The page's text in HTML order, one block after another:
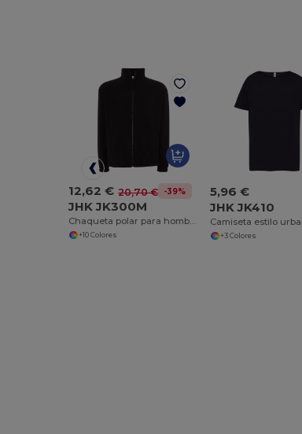
12,62 € 20,70 € -39%
JHK JK300M
Chaqueta polar para hombre JK300M
+10 Colores
5,96 €
JHK JK410
+3 Colores